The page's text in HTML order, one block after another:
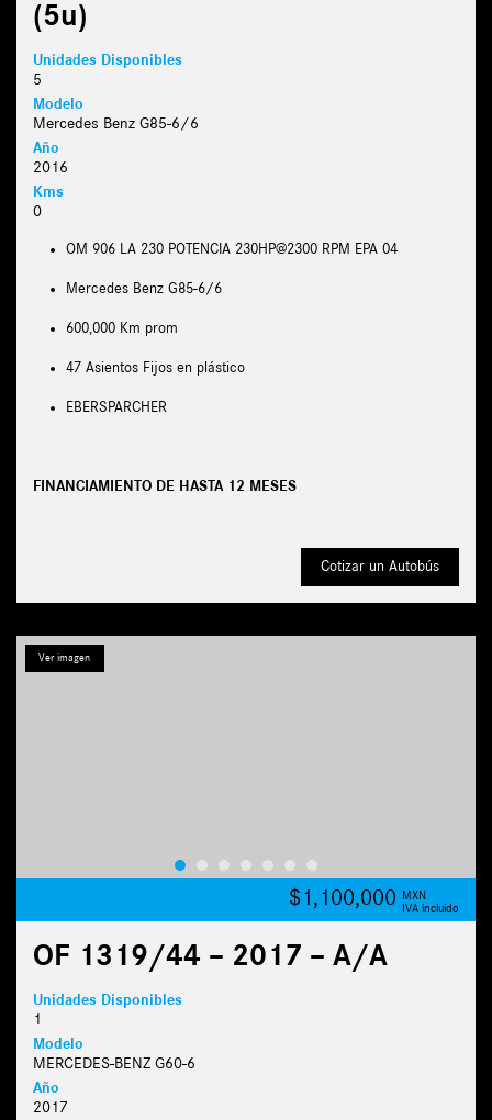
(5u)
Unidades Disponibles
5
Modelo
Mercedes Benz G85-6/6
Año
2016
Kms
0
OM 906 LA 230 POTENCIA 230HP@2300 RPM EPA 04
Mercedes Benz G85-6/6
600,000 Km prom
47 Asientos Fijos en plástico
EBERSPARCHER
FINANCIAMIENTO DE HASTA 12 MESES
Cotizar un Autobús
Ver imagen
$1,100,000
MXN
IVA incluido
OF 1319/44 – 2017 – A/A
Unidades Disponibles
1
Modelo
MERCEDES-BENZ G60-6
Año
2017